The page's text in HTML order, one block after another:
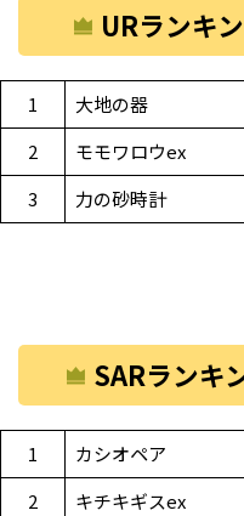
URランキ
1 大地の器
2
モモワロウex
3
力の砂時計
SARランキ
1 カシオペア
2
キチキギスex